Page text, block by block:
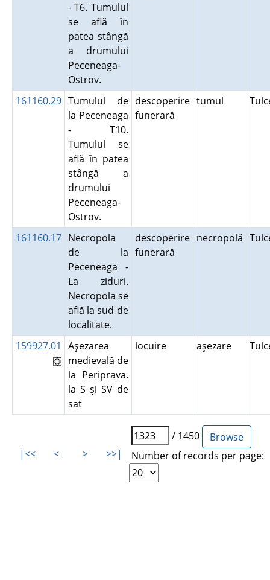
- T6. Tumulul
se află în
patea stângă
a drumului
Peceneaga-
Ostrov.
161160.29 Tumulul de
la Peceneaga
- T10.
Tumulul se
află în patea
stângă a
drumului
Peceneaga-
Ostrov.
descoperire
funerară
tumul
161160.17 Necropola
de la
Peceneaga -
La ziduri.
Necropola se
află la sud de
localitate.
descoperire
funerară
necropolă
159927.01
Aşezarea
medievală de
la Periprava.
la S şi SV de
sat
locuire aşezare
|<< < > >>|
/ 1450
Number of records per page: